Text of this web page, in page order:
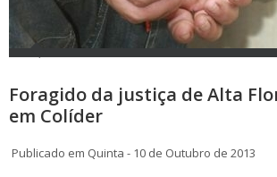
Foragido da justiça de Alta
em Colíder
Publicado em Quinta - 10 de Outubro de 2013